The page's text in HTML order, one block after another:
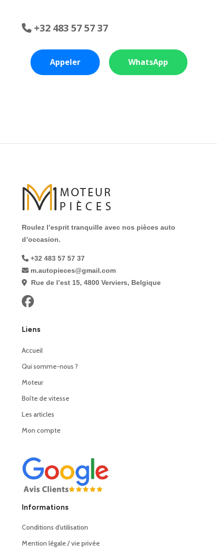
+32 483 57 57 37
Appeler WhatsApp
Roulez l’esprit tranquille avec nos pièces auto
d’occasion.
+32 483 57 57 37
m.autopieces@gmail.com
Rue de l’est 15, 4800 Verviers, Belgique
Liens
Accueil
Qui somme-nous ?
Moteur
Boîte de vitesse
Les articles
Mon compte
Informations
Conditions d’utilisation
Mention légale / vie privée